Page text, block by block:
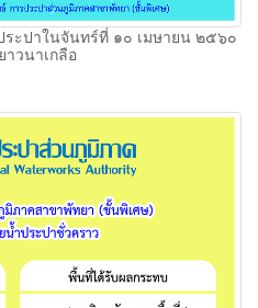
ะปาในจันทร์ที่ ๑๐ เมษายน ๒๕๖๐
วนาเกลือ